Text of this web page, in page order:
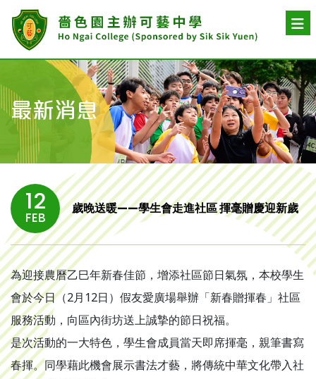
最新消息
12
FEB
歲晚送暖——學生會走進社區 揮毫贈慶迎新歲
為迎接農曆乙巳年新春佳節，增添社區節日氣氛，本校學生
會於今日（2月12日）假友愛廣場舉辦「新春贈揮春」社區
服務活動，向區內街坊送上誠摯的節日祝福。
是次活動的一大特色，學生會成員當天即席揮毫，親筆書寫
春揮。同學藉此機會展示書法才藝，將傳統中華文化帶入社